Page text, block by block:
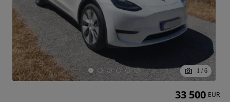
1 / 6
33 500 EUR